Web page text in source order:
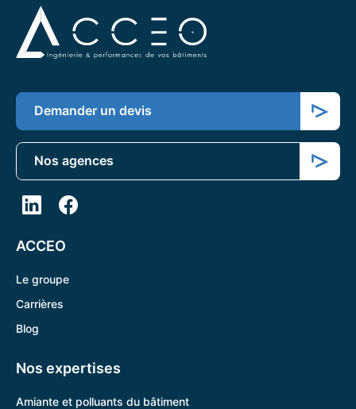
Demander un devis
Nos agences
ACCEO
Le groupe
Carrières
Blog
Nos expertises
Amiante et polluants du bâtiment